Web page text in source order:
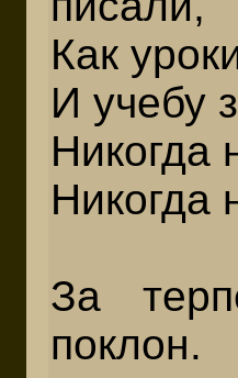
Как
И учебу
Никогда
Никогда
За